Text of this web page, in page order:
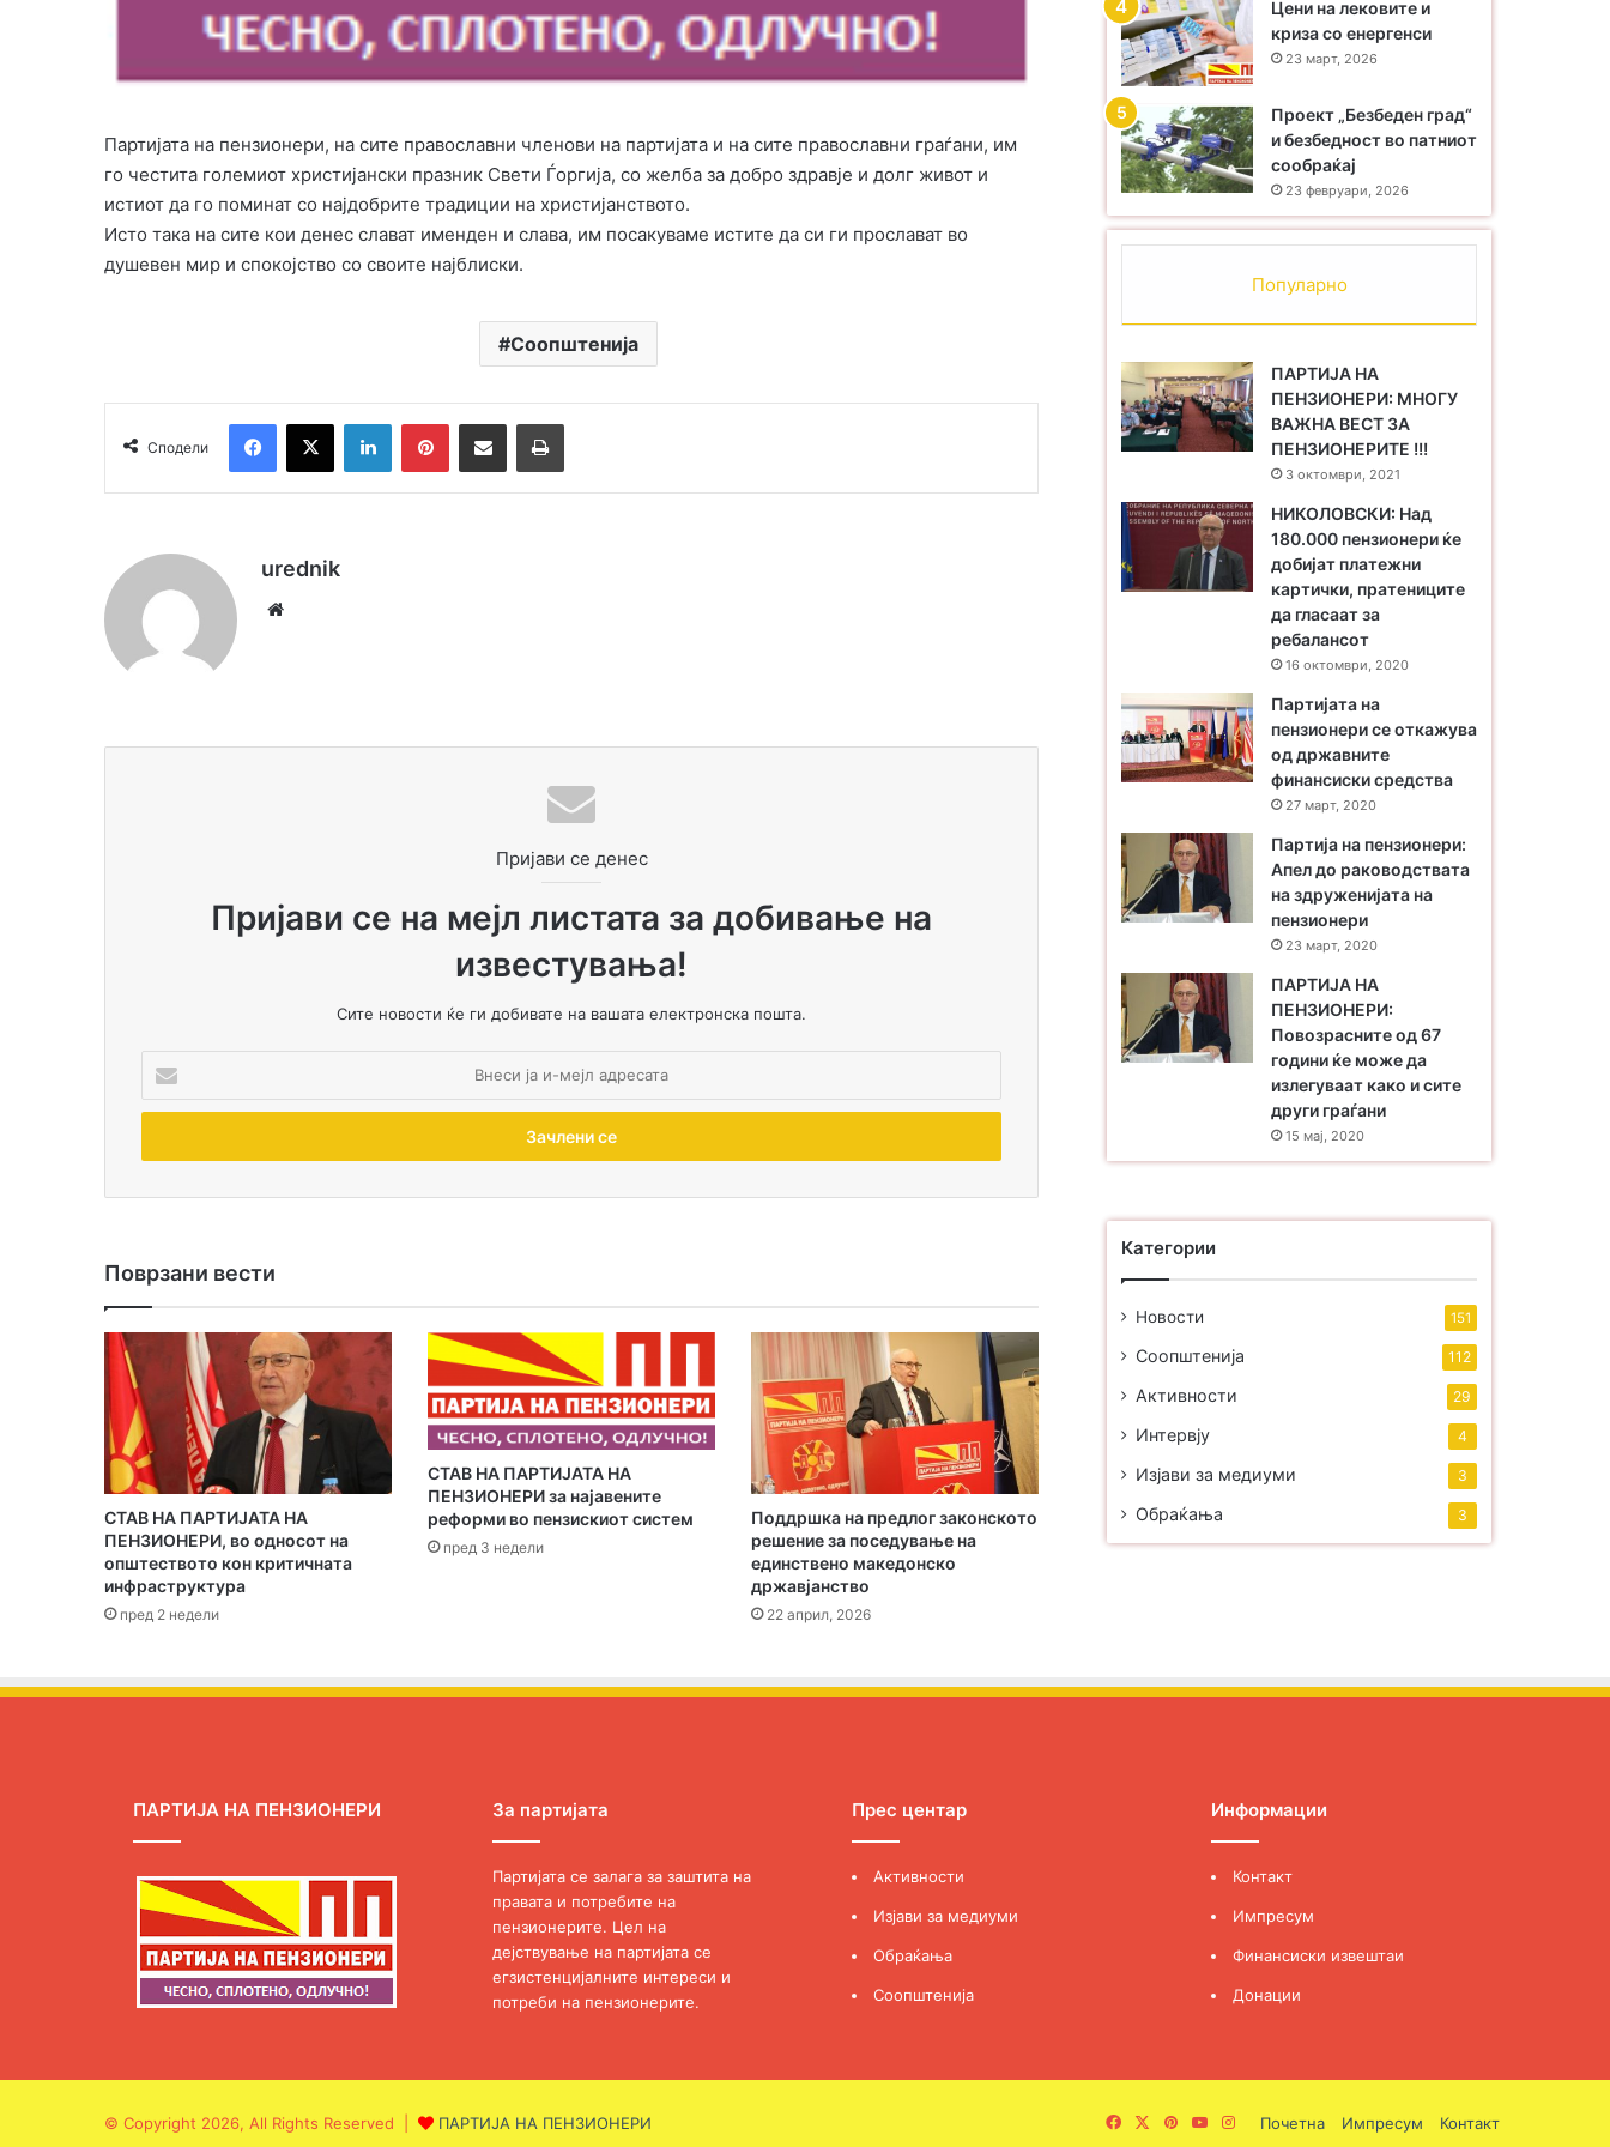
Партијата на пензионери, на сите православни членови на партијата и на сите православни граѓани, им
го честита големиот христијански празник Свети Ѓоргија, со желба за добро здравје и долг живот и
истиот да го поминат со најдобрите традиции на христијанството.
Исто така на сите кои денес слават именден и слава, им посакуваме истите да си ги прослават во
душевен мир и спокојство со своите најблиски.
Соопштенија
Сподели
urednik
Пријави се денес
Пријави се на мејл листата за добивање на
известувања!
Сите новости ќе ги добивате на вашата електронска пошта.
е
и
м
е
л
д
р
е
с
а
т
а
Поврзани вести
СТАВ НА ПАРТИЈАТА НА
ПЕНЗИОНЕРИ, во односот на
општеството кон критичната
инфраструктура
пред 2 недели
​СТАВ НА ПАРТИЈАТА НА
ПЕНЗИОНЕРИ за најавените
реформи во пензискиот систем
пред 3 недели
Поддршка на предлог законското
решение за поседување на
единствено македонско
државјанство
22 април, 2026
Цени на лековите и
криза со енергенси
23 март, 2026
Проект „Безбеден град“
и безбедност во патниот
сообраќај
23 февруари, 2026
Популарно
ПАРТИЈА НА
ПЕНЗИОНЕРИ: МНОГУ
ВАЖНА ВЕСТ ЗА
ПЕНЗИОНЕРИТЕ !!!
3 октомври, 2021
НИКОЛОВСКИ: Над
180.000 пензионери ќе
добијат платежни
картички, пратениците
да гласаат за
ребалансот
16 октомври, 2020
Партијата на
пензионери се откажува
од државните
финансиски средства
27 март, 2020
Партија на пензионери:
Апел до раководствата
на здруженијата на
пензионери
23 март, 2020
ПАРТИЈА НА
ПЕНЗИОНЕРИ:
Повозрасните од 67
години ќе може да
излегуваат како и сите
други граѓани
15 мај, 2020
Категории
Новости 151
Соопштенија 112
Активности 29
Интервју 4
Изјави за медиуми 3
Обраќања 3
ПАРТИЈА НА ПЕНЗИОНЕРИ За партијата
Партијата се залага за заштита на
правата и потребите на
пензионерите. Цел на
дејствување на партијата се
егзистенцијалните интереси и
потреби на пензионерите.
Прес центар
Активности
Изјави за медиуми
Обраќања
Соопштенија
Информации
Контакт
Импресум
Финансиски извештаи
Донации
© Copyright 2026, All Rights Reserved | ПАРТИЈА НА ПЕНЗИОНЕРИ Почетна Импресум Контакт
FacebookPinterestYouTube
Instagram